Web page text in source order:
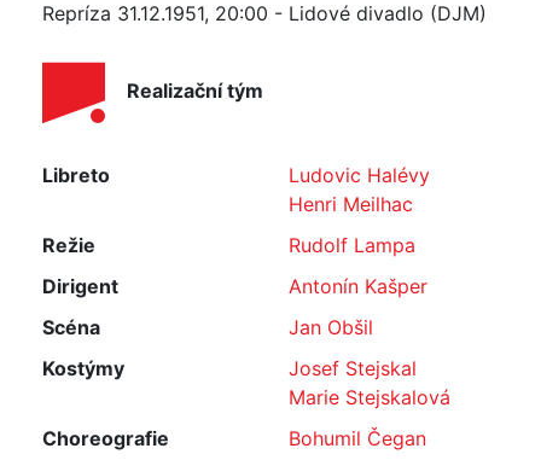
Repríza 31.12.1951, 20:00 - Lidové divadlo (DJM)
Realizační tým
Libreto
Ludovic Halévy
Henri Meilhac
Režie
Rudolf Lampa
Dirigent
Antonín Kašper
Scéna
Jan Obšil
Kostýmy
Josef Stejskal
Marie Stejskalová
Choreografie
Bohumil Čegan